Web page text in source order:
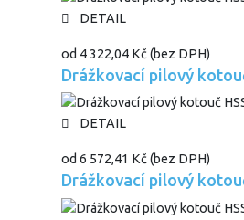
DETAIL
od 4 322,04 Kč (bez DPH)
Drážkovací pilový
DETAIL
od 6 572,41 Kč(bez DPH)
Drážkovací pilový